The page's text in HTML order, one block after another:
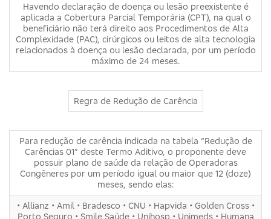
Havendo declaração de doença ou lesão preexistente é
aplicada a Cobertura Parcial Temporária (CPT), na qual o
beneficiário não terá direito aos Procedimentos de Alta
Complexidade (PAC), cirúrgicos ou leitos de alta tecnologia
relacionados à doença ou lesão declarada, por um período
máximo de 24 meses.
Regra de Redução de Carência
Para redução de carência indicada na tabela “Redução de
Carências 01” deste Termo Aditivo, o proponente deve
possuir plano de saúde da relação de Operadoras
Congêneres por um período igual ou maior que 12 (doze)
meses, sendo elas:
• Allianz • Amil • Bradesco • CNU • Hapvida • Golden Cross •
Porto Seguro • Smile Saúde • Unihosp • Unimeds • Humana